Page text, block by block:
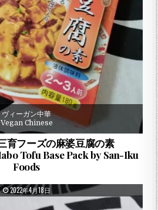
ヴィーガン中華
Vegan Chinese
育フーズの麻婆豆腐の素
Tofu Base Pack by San-Iku
Foods
PUBLISHED DATE:
2022年4月18日